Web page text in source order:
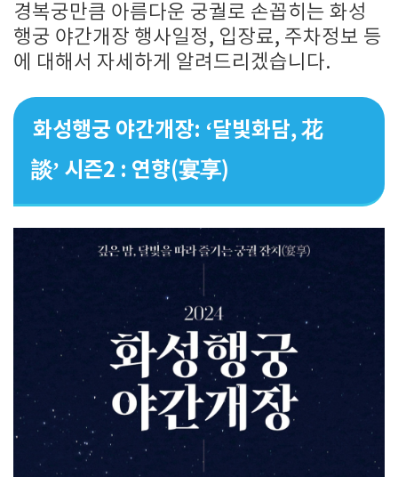
경복궁만큼 아름다운 궁궐로 손꼽히는 화성
행궁 야간개장 행사일정, 입장료, 주차정보 등
에 대해서 자세하게 알려드리겠습니다.
화성행궁 야간개장: ‘달빛화담, 花
談’ 시즌2 : 연향(宴享)